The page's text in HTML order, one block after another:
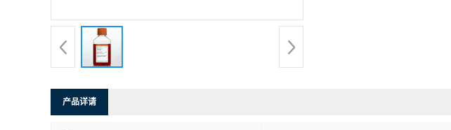
产品详请